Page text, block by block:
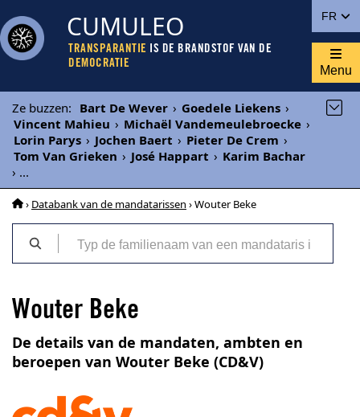
FR
CUMULEO
TRANSPARANTIE IS DE BRANDSTOF VAN DE
DEMOCRATIE
Menu
Ze buzzen: Bart De Wever › Goedele Liekens ›
Vincent Mahieu › Michaël Vandemeulebroecke ›
Lorin Parys › Jochen Baert › Pieter De Crem ›
Tom Van Grieken › José Happart › Karim Bachar
› ...
› Databank van de mandatarissen › Wouter Beke
Wouter Beke
De details van de mandaten, ambten en
beroepen van Wouter Beke (CD&V)